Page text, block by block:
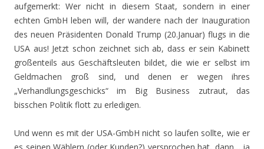
aufgemerkt: Wer nicht in diesem Staat, sondern in einer
echten GmbH leben will, der wandere nach der Inauguration
des neuen Präsidenten Donald Trump (20.Januar) flugs in die
USA aus! Jetzt schon zeichnet sich ab, dass er sein Kabinett
großenteils aus Geschäftsleuten bildet, die wie er selbst im
Geldmachen groß sind, und denen er wegen ihres
„Verhandlungsgeschicks“ im Big Business zutraut, das
bisschen Politik flott zu erledigen.
Und wenn es mit der USA-GmbH nicht so laufen sollte, wie er